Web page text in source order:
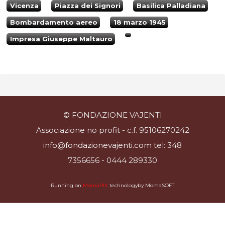
Vicenza Piazza dei Signori Basilica Palladiana
Bombardamento aereo 18 marzo 1945
Impresa Giuseppe Maltauro
© FONDAZIONE VAJENTI
Associazione no profit - c.f. 95106270242
info@fondazionevajenti.com tel: 348
7356656 - 0444 289330
Running on MomaPIX technologyby MomaSOFT